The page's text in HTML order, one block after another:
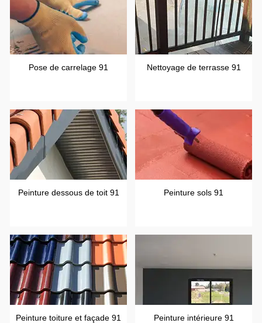
Pose de carrelage 91 Nettoyage de terrasse 91
Peinture dessous de toit 91 Peinture sols 91
Peinture toiture et façade 91 Peinture intérieure 91